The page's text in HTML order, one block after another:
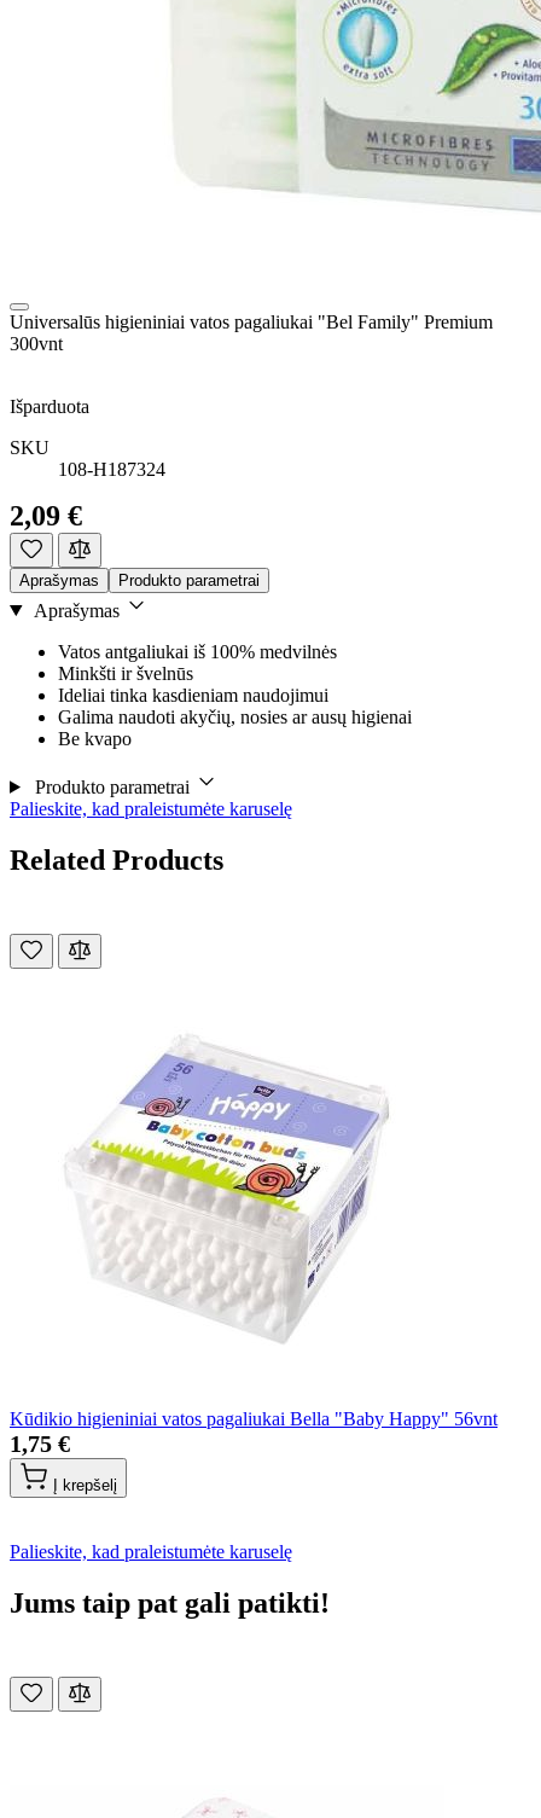
Universalūs higieniniai vatos pagaliukai "Bel Family" Premium
300vnt
Išparduota
SKU
108-H187324
2,09 €
Aprašymas Produkto parametrai
Aprašymas
Vatos antgaliukai iš 100% medvilnės
Minkšti ir švelnūs
Ideliai tinka kasdieniam naudojimui
Galima naudoti akyčių, nosies ar ausų higienai
Be kvapo
Produkto parametrai
Palieskite, kad praleistumėte karuselę
Related Products
Kūdikio higieniniai vatos pagaliukai Bella "Baby Happy" 56vnt
1,75 €
Į krepšelį
Palieskite, kad praleistumėte karuselę
Jums taip pat gali patikti!